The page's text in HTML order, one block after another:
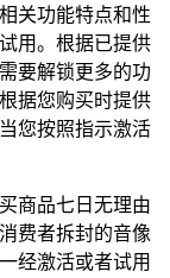
关功能特点和性
用。根据已提供
要解锁更多的功
据您购买时提供
您按照指示激活
商品七日无理由
费者拆封的音像
经激活或者试用